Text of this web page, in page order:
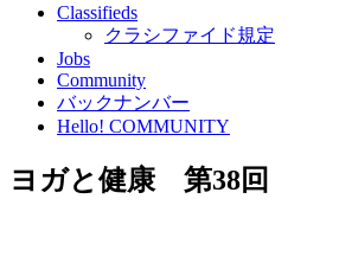
Classifieds
クラシファイド規定
Jobs
Community
バックナンバー
Hello! COMMUNITY
ヨガと健康 第38回